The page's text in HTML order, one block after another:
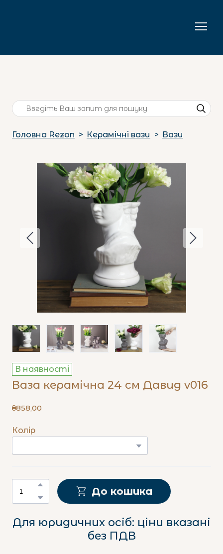
Головна Rezon Керамічні вази Вази
В наявності
Ваза керамічна 24 см Давид v016
₴858,00
Колір
До кошика
Для юридичних осіб: ціни вказані
без ПДВ